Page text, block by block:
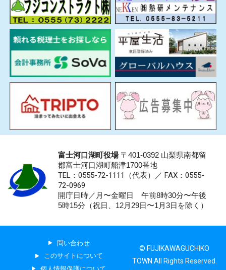
富士河口湖町役場〒401-0392 山梨県南都留
郡富士河口湖町船津1700番地
TEL：0555-72-1111 （代表）／ FAX：0555-
72-0969
開庁日時／月〜金曜日 午前8時30分〜午後
5時15分（祝日、12月29日〜1月3日を除く）
問い合わせ
このサイトについて
© FUJIKAWAGUCHIKO
TOWN All Rights Reserved.